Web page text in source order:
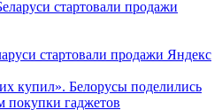
стартовали продажи Яндекс